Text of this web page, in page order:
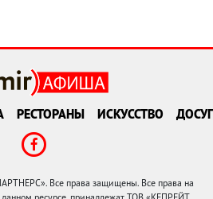
РЕСТОРАНЫ ИСКУССТВО ДОСУГ
Все права защищены. Все права на